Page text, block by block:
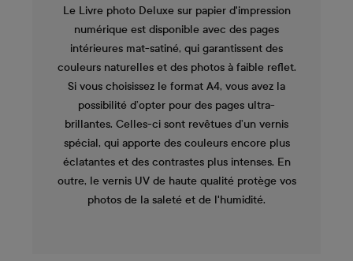
Le Livre photo Deluxe sur papier d'impression
numérique est disponible avec des pages
intérieures mat-satiné, qui garantissent des
couleurs naturelles et des photos à faible reflet.
Si vous choisissez le format A4, vous avez la
possibilité d’opter pour des pages ultra-
brillantes. Celles-ci sont revêtues d’un vernis
spécial, qui apporte des couleurs encore plus
éclatantes et des contrastes plus intenses. En
outre, le vernis UV de haute qualité protège vos
photos de la saleté et de l'humidité.